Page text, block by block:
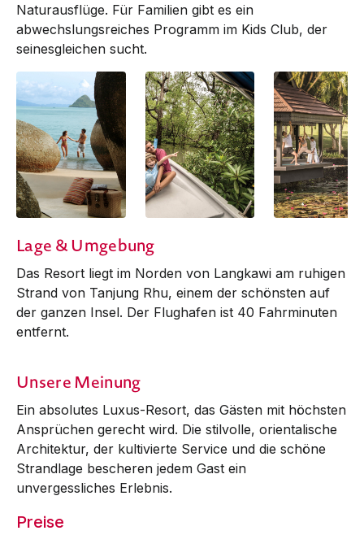
Naturausflüge. Für Familien gibt es ein
abwechslungsreiches Programm im Kids Club, der
seinesgleichen sucht.
Lage & Umgebung
Das Resort liegt im Norden von Langkawi am ruhigen
Strand von Tanjung Rhu, einem der schönsten auf
der ganzen Insel. Der Flughafen ist 40 Fahrminuten
entfernt.
Unsere Meinung
Ein absolutes Luxus-Resort, das Gäs­ten mit höchsten
Ansprüchen gerecht wird. Die stilvolle, orientalische
Architektur, der kultivierte Service und die schöne
Strandlage bescheren jedem Gast ein
unvergessliches Erlebnis.
Preise